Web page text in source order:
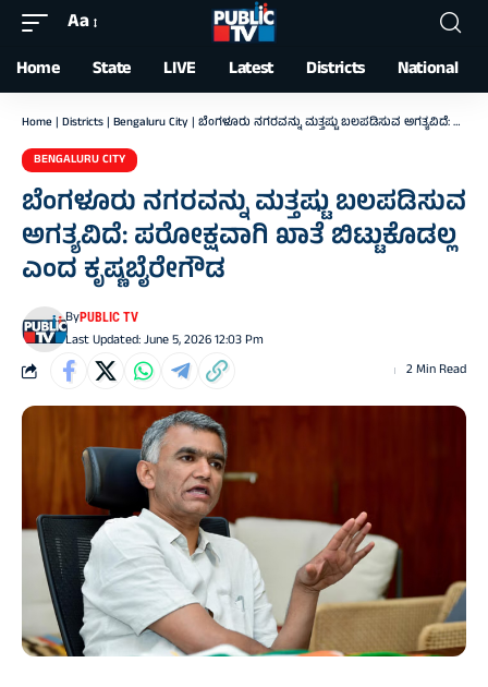
Font
Resizer
Aa
Home State LIVE Latest Districts National
Home | Districts | Bengaluru City | ಬೆಂಗಳೂರು ನಗರವನ್ನು ಮತ್ತಷ್ಟು ಬಲಪಡಿಸುವ ಅಗತ್ಯವಿದೆ: ಪರೋಕ್ಷವಾಗಿ ಖಾತೆ ಬಿಟ್ಟುಕೊಡಲ್ಲ ಎಂದ ಕೃಷ್ಣಬೈರೇಗೌಡ
BENGALURU CITY
ಬೆಂಗಳೂರು ನಗರವನ್ನು ಮತ್ತಷ್ಟು ಬಲಪಡಿಸುವ
ಅಗತ್ಯವಿದೆ: ಪರೋಕ್ಷವಾಗಿ ಖಾತೆ ಬಿಟ್ಟುಕೊಡಲ್ಲ
ಎಂದ ಕೃಷ್ಣಬೈರೇಗೌಡ
Last Updated: June 5, 2026 12:03 Pm
ByPUBLIC TV
2 Min Read